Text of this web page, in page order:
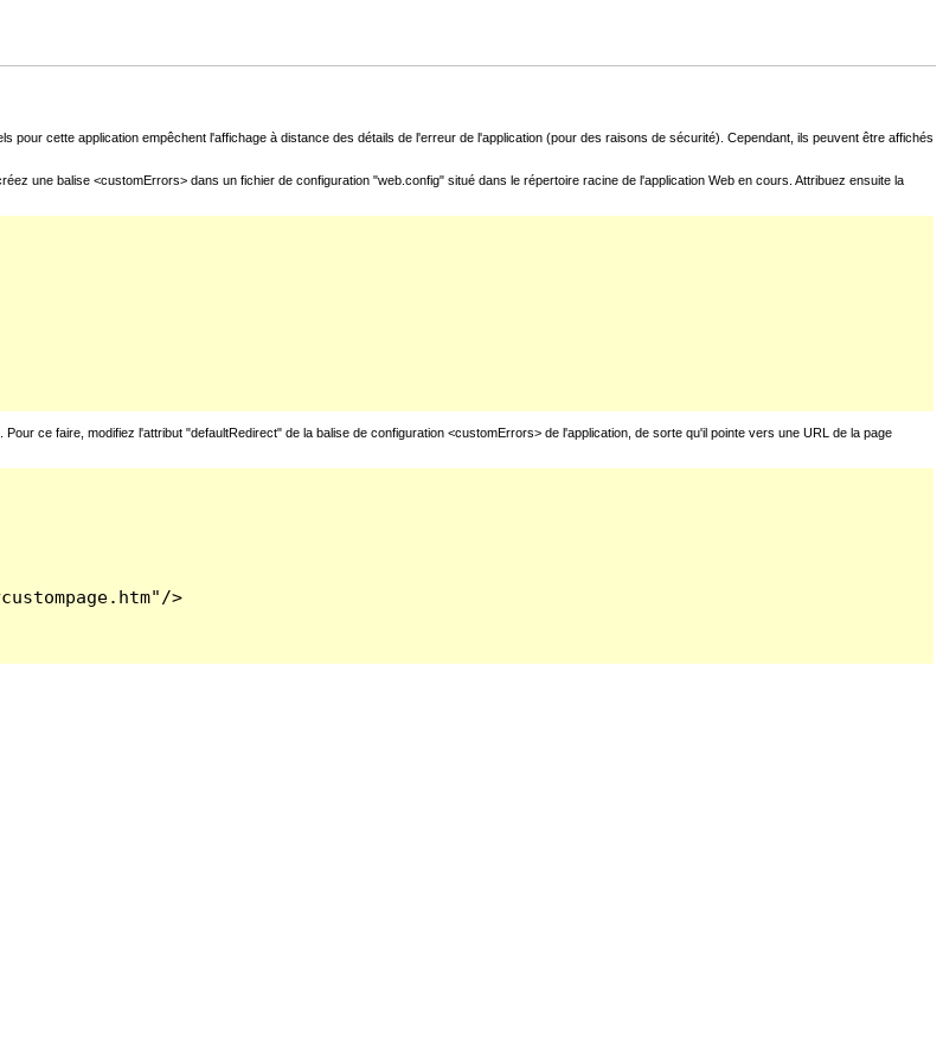
cette application empêchent l'affichage à distance des détails de l'erreur de l'application (pour des raisons de sécurité). Cependant, ils peuvent être affichés
une balise <customErrors> dans un fichier de configuration "web.config" situé dans le répertoire racine de l'application Web en cours. Attribuez ensuite la
ce faire, modifiez l'attribut "defaultRedirect" de la balise de configuration <customErrors> de l'application, de sorte qu'il pointe vers une URL de la page
>